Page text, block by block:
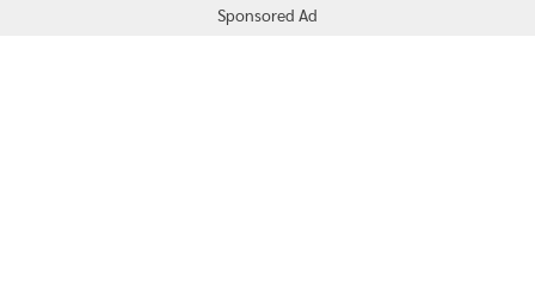
Sponsored Ad